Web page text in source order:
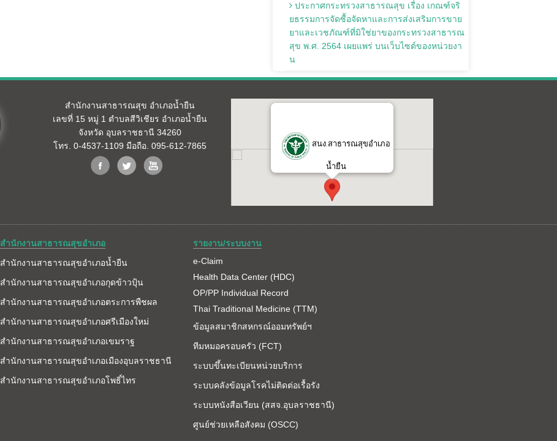
ประกาศกระทรวงสาธารณสุข เรื่อง เกณฑ์จริ
ยธรรมการจัดซื้อจัดหาและการส่งเสริมการขาย
ยาและเวชภัณฑ์ที่มิใช่ยาของกระทรวงสาธารณ
สุข พ.ศ. 2564 เผยแพร่ บนเว็บไซต์ของหน่วยงา
น
สำนักงานสาธารณสุข อำเภอน้ำยืน
เลขที่ 15 หมู่ 1 ตำบลสีวิเชียร อำเภอน้ำยืน
จังหวัด อุบลราชธานี 34260
โทร. 0-4537-1109 มือถือ. 095-612-7865
สนง.สาธารณสุขอำเภอ
น้ำยืน
สำนักงานสาธารณสุขอำเภอ
สำนักงานสาธารณสุขอำเภอน้ำยืน
สำนักงานสาธารณสุขอำเภอกุดข้าวปุ้น
สำนักงานสาธารณสุขอำเภอตระการพืชผล
สำนักงานสาธารณสุขอำเภอศรีเมืองใหม่
สำนักงานสาธารณสุขอำเภอเขมราฐ
สำนักงานสาธารณสุขอำเภอเมืองอุบลราชธานี
สำนักงานสาธารณสุขอำเภอโพธิ์ไทร
รายงาน/ระบบงาน
e-Claim
Health Data Center (HDC)
OP/PP Individual Record
Thai Traditional Medicine (TTM)
ข้อมูลสมาชิกสหกรณ์ออมทรัพย์ฯ
ทีมหมอครอบครัว (FCT)
ระบบขึ้นทะเบียนหน่วยบริการ
ระบบคลังข้อมูลโรคไม่ติดต่อเรื้อรัง
ระบบหนังสือเวียน (สสจ.อุบลราชธานี)
ศูนย์ช่วยเหลือสังคม (OSCC)